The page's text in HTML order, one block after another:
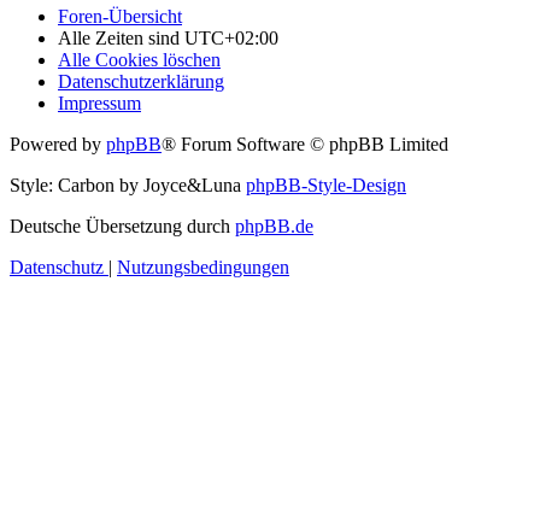
Foren-Übersicht
Alle Zeiten sind UTC+02:00
Alle Cookies löschen
Datenschutzerklärung
Impressum
Powered by phpBB® Forum Software © phpBB Limited
Style: Carbon by Joyce&Luna phpBB-Style-Design
Deutsche Übersetzung durch phpBB.de
Datenschutz | Nutzungsbedingungen